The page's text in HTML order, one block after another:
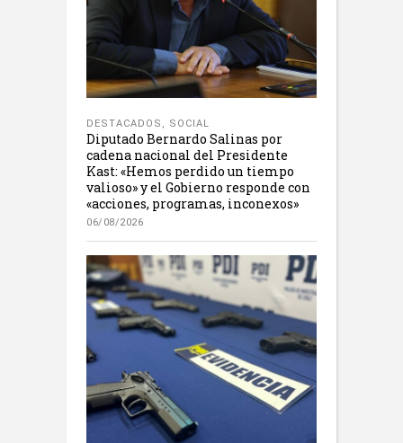
DESTACADOS , SOCIAL
Diputado Bernardo Salinas por
cadena nacional del Presidente
Kast: «Hemos perdido un tiempo
valioso» y el Gobierno responde con
«acciones, programas, inconexos»
06/08/2026